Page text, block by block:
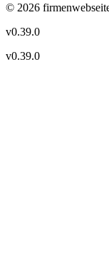
© 2026
v0.39.0
v0.39.0